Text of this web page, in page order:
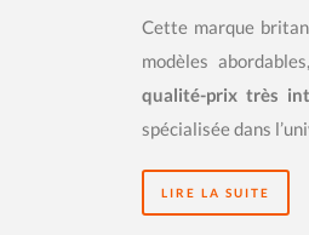
Cette marque
modèles
qualité-prix très
spécialisée dans
LIRE LA SUITE